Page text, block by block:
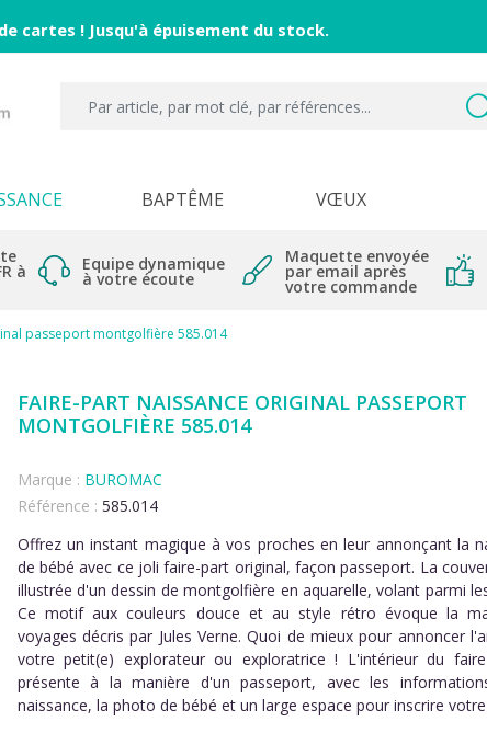
cartes ! Jusqu'à épuisement du stock.
BAPTÊME VŒUX
à Equipe dynamique
à votre écoute
Maquette envoyée
par email après
votre commande
passeport montgolfière 585.014
FAIRE-PART NAISSANCE ORIGINAL PASSEPORT
MONTGOLFIÈRE 585.014
Marque : BUROMAC
Référence : 585.014
Offrez un instant magique à vos proches en leur annonçant la
de bébé avec ce joli faire-part original, façon passeport. La
illustrée d'un dessin de montgolfière en aquarelle, volant parmi
Ce motif aux couleurs douce et au style rétro évoque la
voyages décris par Jules Verne. Quoi de mieux pour annoncer
votre petit(e) explorateur ou exploratrice ! L'intérieur du
présente à la manière d'un passeport, avec les
naissance, la photo de bébé et un large espace pour inscrire